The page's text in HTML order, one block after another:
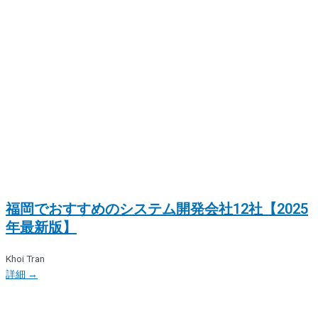
福岡でおすすめのシステム開発会社12社【2025
年最新版】
Khoi Tran
詳細 →